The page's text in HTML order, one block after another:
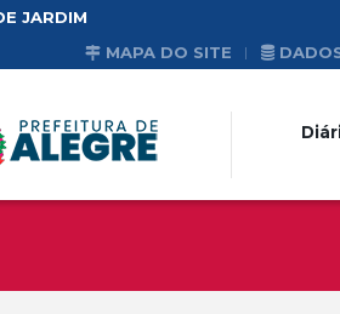
JARDIM
MAPA DO SITE